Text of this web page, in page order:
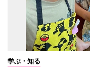
学ぶ・知る